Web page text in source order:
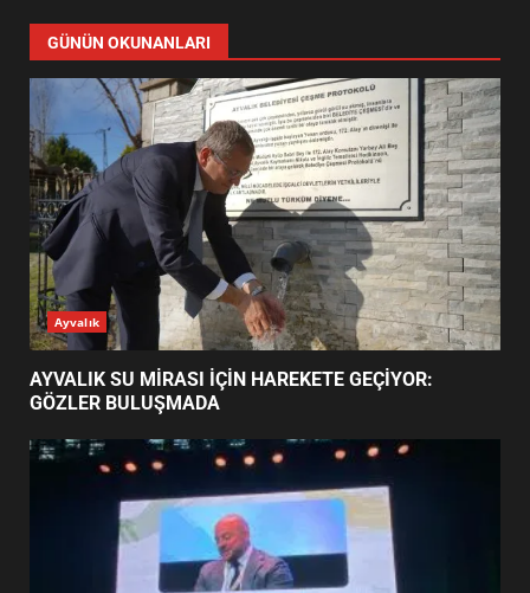
7
YENİ YÖNETİM NASIL
ŞEKİLLENDİ?
1
AYVALIK SU MİRASI İÇİN
HAREKETE GEÇİYOR: GÖZLER
BULUŞMADA
2
ESA 2026’DA TÜRK BAHARATI
NEYİ TEMSİL ETTİ?
EİB’DE KRİTİK ATAMA:
SÜRDÜRÜLEBİLİRLİKTE NE
DEĞİŞECEK?
GÜNÜN OKUNANLARI
Ayvalık
AYVALIK SU MİRASI İÇİN HAREKETE GEÇİYOR:
GÖZLER BULUŞMADA